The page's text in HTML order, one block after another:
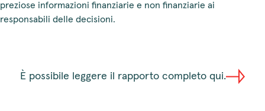
preziose informazioni finanziarie e non finanziarie ai
responsabili delle decisioni.
È possibile leggere il rapporto completo qui.